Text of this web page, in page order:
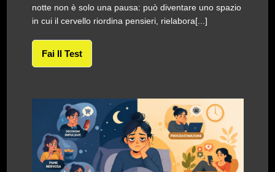
notte non è solo una pausa: può diventare uno spazio
in cui il cervello riordina pensieri, rielabora[...]
Fai Il Test